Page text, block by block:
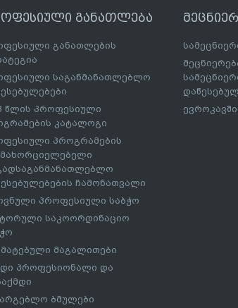
განათლება
განათლების
საგანმანათლებლო
წლის პროფესიული
კატალოგი
პროგრამების
ჩამონათვალი
პროფესიული საბჭო
საკოორდინაციო
მაგალითები
პროფესიონალი და
ბმულები